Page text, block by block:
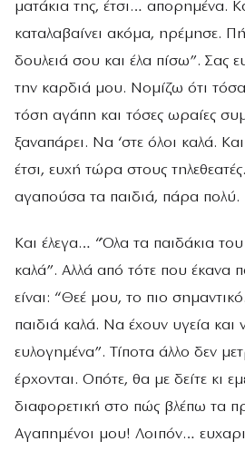
ματάκια της, έτσι… απορημένα.
καταλαβαίνει ακόμα, ηρέμησε.
δουλειά σου και έλα πίσω”. Σας
την καρδιά μου. Νομίζω ότι
τόση αγάπη και τόσες ωραίες
ξαναπάρει. Να ‘στε όλοι καλά.
έτσι, ευχή τώρα στους
αγαπούσα τα παιδιά, πάρα πολύ.
Και έλεγα… “Όλα τα παιδάκια
καλά”. Αλλά από τότε που έκανα
είναι: “Θεέ μου, το πιο
παιδιά καλά. Να έχουν υγεία και
ευλογημένα”. Τίποτα άλλο δεν
έρχονται. Οπότε, θα με δείτε κι
διαφορετική στο πώς βλέπω τα
Αγαπημένοι μου! Λοιπόν…